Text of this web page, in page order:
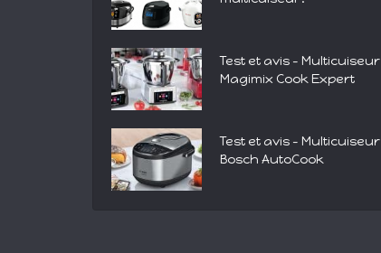
Test et avis – Multicuiseur
Magimix Cook Expert
Test et avis – Multicuiseur
Bosch AutoCook